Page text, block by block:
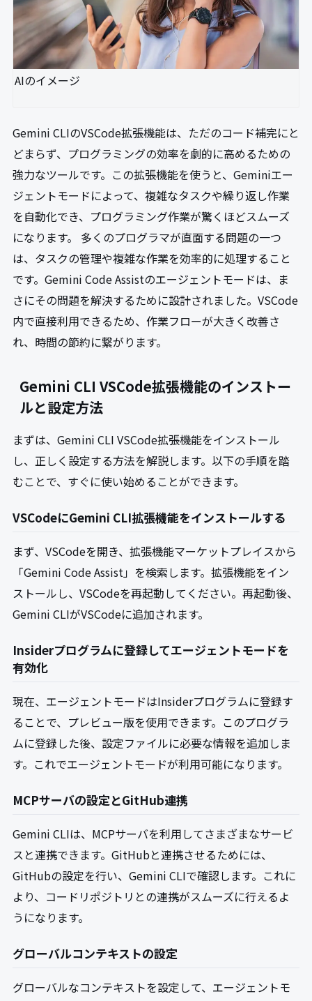
AIのイメージ
Gemini CLIのVSCode拡張機能は、ただのコード補完にと
どまらず、プログラミングの効率を劇的に高めるための
強力なツールです。この拡張機能を使うと、Geminiエー
ジェントモードによって、複雑なタスクや繰り返し作業
を自動化でき、プログラミング作業が驚くほどスムーズ
になります。 多くのプログラマが直面する問題の一つ
は、タスクの管理や複雑な作業を効率的に処理すること
です。Gemini Code Assistのエージェントモードは、ま
さにその問題を解決するために設計されました。VSCode
内で直接利用できるため、作業フローが大きく改善さ
れ、時間の節約に繋がります。
Gemini CLI VSCode拡張機能のインストー
ルと設定方法
まずは、Gemini CLI VSCode拡張機能をインストール
し、正しく設定する方法を解説します。以下の手順を踏
むことで、すぐに使い始めることができます。
VSCodeにGemini CLI拡張機能をインストールする
まず、VSCodeを開き、拡張機能マーケットプレイスから
「Gemini Code Assist」を検索します。拡張機能をイン
ストールし、VSCodeを再起動してください。再起動後、
Gemini CLIがVSCodeに追加されます。
Insiderプログラムに登録してエージェントモードを
有効化
現在、エージェントモードはInsiderプログラムに登録す
ることで、プレビュー版を使用できます。このプログラ
ムに登録した後、設定ファイルに必要な情報を追加しま
す。これでエージェントモードが利用可能になります。
MCPサーバの設定とGitHub連携
Gemini CLIは、MCPサーバを利用してさまざまなサービ
スと連携できます。GitHubと連携させるためには、
GitHubの設定を行い、Gemini CLIで確認します。これに
より、コードリポジトリとの連携がスムーズに行えるよ
うになります。
グローバルコンテキストの設定
グローバルなコンテキストを設定して、エージェントモ